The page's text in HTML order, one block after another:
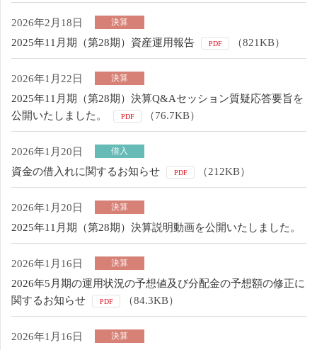
2026年2月18日 決算
2025年11月期（第28期）資産運用報告 PDF （821KB）
2026年1月22日 決算
2025年11月期（第28期）決算Q&Aセッション質疑応答要旨を
公開いたしました。
PDF （76.7KB）
2026年1月20日 借入
資金の借入れに関するお知らせ PDF （212KB）
2026年1月20日 決算
2025年11月期（第28期）決算説明動画を公開いたしました。
2026年1月16日 決算
2026年5月期の運用状況の予想値及び分配金の予想額の修正に
関するお知らせ
PDF （84.3KB）
2026年1月16日 決算